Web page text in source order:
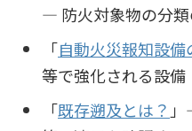
― 防火対象物の分
「自動火災報知設備
等で強化される設備
「既存遡及とは？